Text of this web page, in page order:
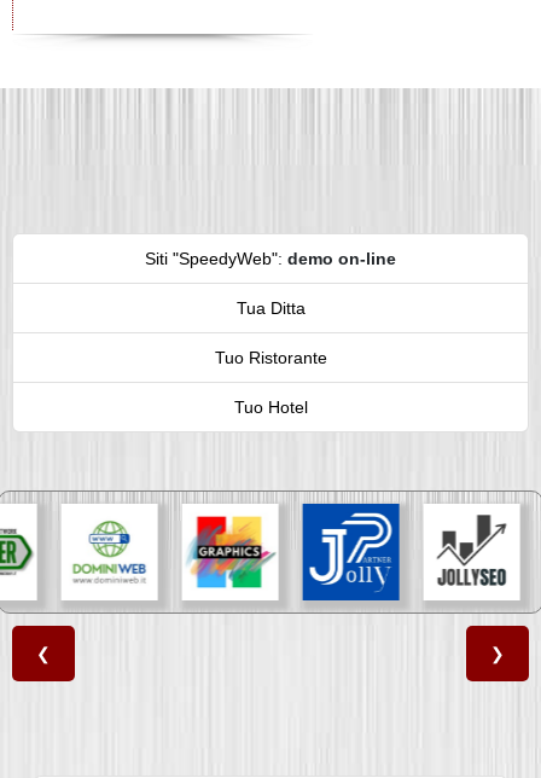
Siti "SpeedyWeb": demo on-line
Tua Ditta
Tuo Ristorante
Tuo Hotel
❮ ❯